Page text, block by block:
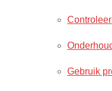
Gebruik